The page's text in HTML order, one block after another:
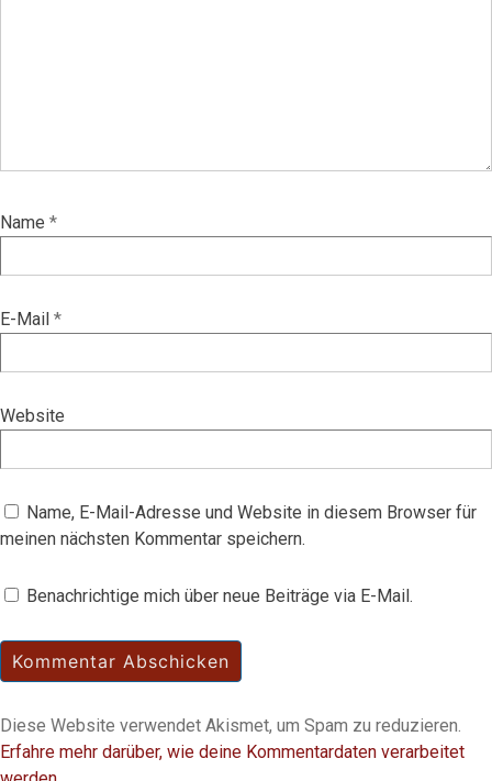
Name *
E-Mail *
Website
Name, E-Mail-Adresse und Website in diesem Browser für
meinen nächsten Kommentar speichern.
Benachrichtige mich über neue Beiträge via E-Mail.
Diese Website verwendet Akismet, um Spam zu reduzieren.
Erfahre mehr darüber, wie deine Kommentardaten verarbeitet